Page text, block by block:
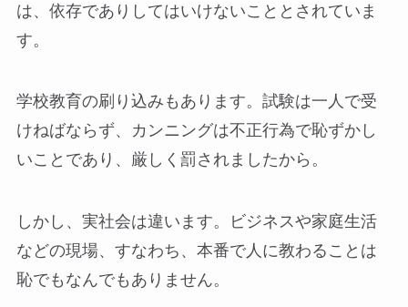
は、依存でありしてはいけないこととされていま
す。
学校教育の刷り込みもあります。試験は一人で受
けねばならず、カンニングは不正行為で恥ずかし
いことであり、厳しく罰されましたから。
しかし、実社会は違います。ビジネスや家庭生活
などの現場、すなわち、本番で人に教わることは
恥でもなんでもありません。